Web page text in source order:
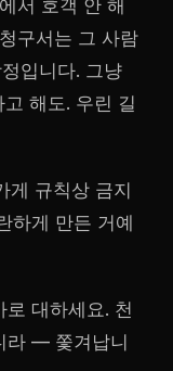
서 호객 안 해
구서는 그 사람
입니다. 그냥
해도. 우린 길
게 규칙상 금지
하게 만든 거예
대하세요. 천
라 — 쫓겨납니